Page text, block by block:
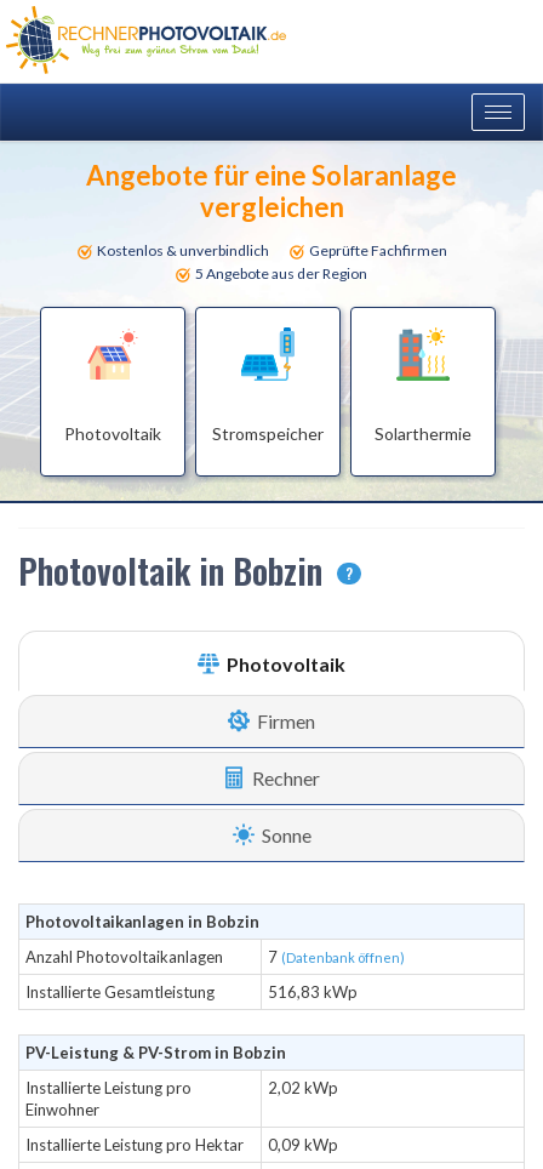
Angebote für eine Solaranlage
vergleichen
Kostenlos & unverbindlich
Geprüfte Fachfirmen
5 Angebote aus der Region
Photovoltaik Stromspeicher Solarthermie
Photovoltaik in Bobzin ?
Photovoltaik
Firmen
Rechner
Sonne
Photovoltaikanlagen in Bobzin
Anzahl Photovoltaikanlagen
7 (Datenbank öffnen)
Installierte Gesamtleistung 516,83 kWp
PV-Leistung & PV-Strom in Bobzin
Installierte Leistung pro
Einwohner
2,02 kWp
Installierte Leistung pro Hektar
0,09 kWp